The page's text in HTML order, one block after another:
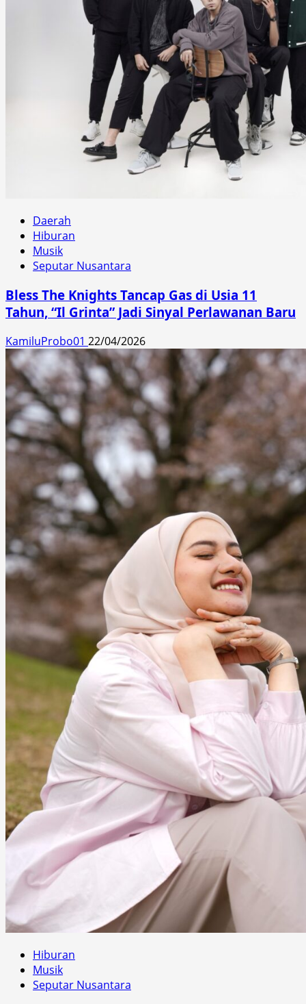
Daerah
Hiburan
Musik
Seputar Nusantara
Bless The Knights Tancap Gas di Usia 11
Tahun, “Il Grinta” Jadi Sinyal Perlawanan Baru
KamiluProbo01 22/04/2026
Hiburan
Musik
Seputar Nusantara